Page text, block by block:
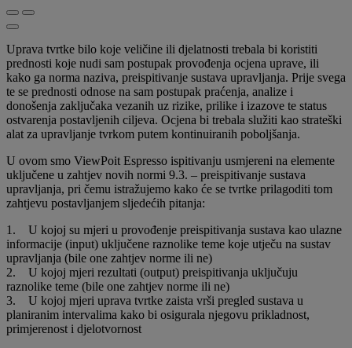
Uprava tvrtke bilo koje veličine ili djelatnosti trebala bi koristiti
prednosti koje nudi sam postupak provođenja ocjena uprave, ili
kako ga norma naziva, preispitivanje sustava upravljanja. Prije svega
te se prednosti odnose na sam postupak praćenja, analize i
donošenja zaključaka vezanih uz rizike, prilike i izazove te status
ostvarenja postavljenih ciljeva. Ocjena bi trebala služiti kao strateški
alat za upravljanje tvrkom putem kontinuiranih poboljšanja.
U ovom smo ViewPoit Espresso ispitivanju usmjereni na elemente
uključene u zahtjev novih normi 9.3. – preispitivanje sustava
upravljanja, pri čemu istražujemo kako će se tvrtke prilagoditi tom
zahtjevu postavljanjem sljedećih pitanja:
1. U kojoj su mjeri u provođenje preispitivanja sustava kao ulazne
informacije (input) uključene raznolike teme koje utječu na sustav
upravljanja (bile one zahtjev norme ili ne)
2. U kojoj mjeri rezultati (output) preispitivanja uključuju
raznolike teme (bile one zahtjev norme ili ne)
3. U kojoj mjeri uprava tvrtke zaista vrši pregled sustava u
planiranim intervalima kako bi osigurala njegovu prikladnost,
primjerenost i djelotvornost